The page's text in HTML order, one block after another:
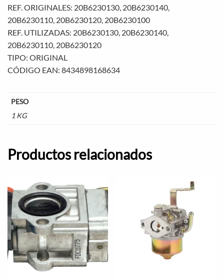
REF. ORIGINALES: 20B6230130, 20B6230140,
20B6230110, 20B6230120, 20B6230100
REF. UTILIZADAS: 20B6230130, 20B6230140,
20B6230110, 20B6230120
TIPO: ORIGINAL
CÓDIGO EAN: 8434898168634
PESO
1 KG
Productos relacionados